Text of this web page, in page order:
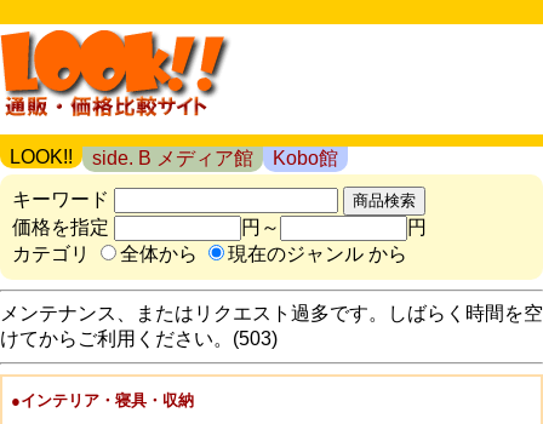
LOOK!! side. B メディア館
Kobo館
キーワード
価格を指定
円～
円
カテゴリ
全体から 現在のジャンル から
メンテナンス、またはリクエスト過多です。しばらく時間を空
けてからご利用ください。(503)
●インテリア・寝具・収納